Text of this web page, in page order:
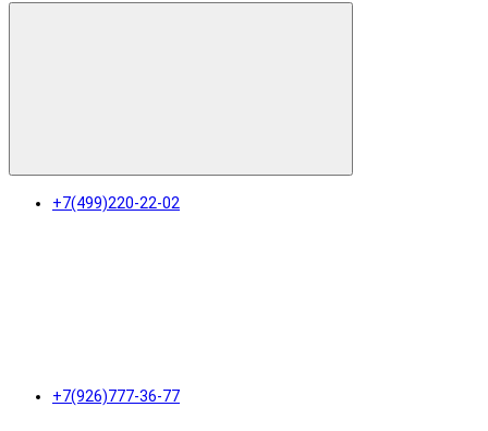
+7(499)220-22-02
+7(926)777-36-77